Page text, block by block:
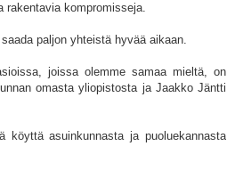
rakentavia kompromisseja.
paljon yhteistä hyvää aikaan.
joissa olemme samaa mieltä, on
omasta yliopistosta ja Jaakko Jäntti
asuinkunnasta ja puoluekannasta